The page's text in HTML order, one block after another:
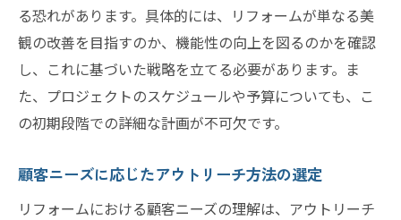
る恐れがあります。具体的には、リフォームが単なる美
観の改善を目指すのか、機能性の向上を図るのかを確認
し、これに基づいた戦略を立てる必要があります。ま
た、プロジェクトのスケジュールや予算についても、こ
の初期段階での詳細な計画が不可欠です。
顧客ニーズに応じたアウトリーチ方法の選定
リフォームにおける顧客ニーズの理解は、アウトリーチ